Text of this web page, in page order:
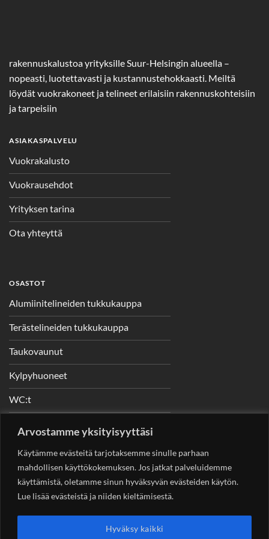
Arvostamme yksityisyyttäsi
Käytämme evästeitä tarjotaksemme sinulle parhaan
mahdollisen käyttökokemuksen. Jos jatkat palveluidemme
käyttämistä, oletamme sinun hyväksyvän evästeiden käytön.
Lue lisää evästeistä ja niiden kieltämisestä.
Hyväksy kaikki
rakennuskalustoa yrityksille Suur-Helsingin alueella –
nopeasti, luotettavasti ja kustannustehokkaasti. Meiltä
löydät vuokrakoneet ja telineet erilaisiin rakennuskohteisiin
ja tarpeisiin
ASIAKASPALVELU
Vuokrakalusto
Vuokrausehdot
Yrityksen tarina
Ota yhteyttä
OSASTOT
Alumiinitelineiden tukkukauppa
Terästelineiden tukkukauppa
Taukovaunut
Kylpyhuoneet
WC:t
YHTEYSTIEDOT
Helsingin Rakennuskonevuokraus OySotungintie 449,
00890 Helsinki 0400 99 53 63